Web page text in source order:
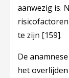
aanwezig is.
te zijn [159].
De
het